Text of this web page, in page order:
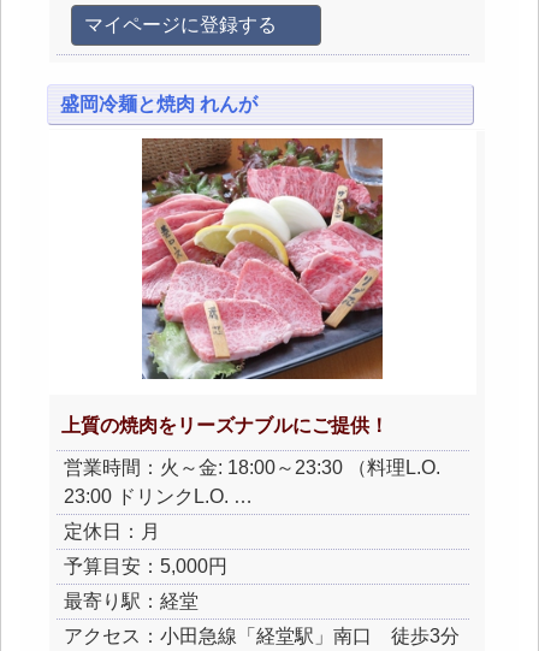
マイページに登録する
盛岡冷麺と焼肉 れんが
上質の焼肉をリーズナブルにご提供！
営業時間：火～金: 18:00～23:30 （料理L.O.
23:00 ドリンクL.O. …
定休日：月
予算目安：5,000円
最寄り駅：経堂
アクセス：小田急線「経堂駅」南口 徒歩3分